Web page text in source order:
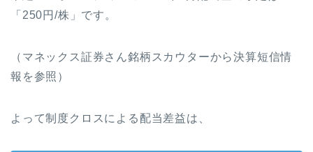
「250円/株」です。
（マネックス証券さん銘柄スカウターから決算短信情
報を参照）
よって制度クロスによる配当差益は、